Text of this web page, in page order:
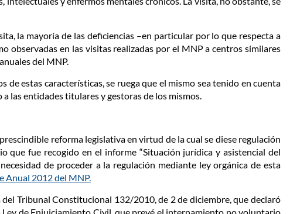
la mayoría de las deficiencias –en particular por lo que respecta a
observadas en las visitas realizadas por el MNP a centros similares
del MNP.
estas características, se ruega que el mismo sea tenido en cuenta
las entidades titulares y gestoras de los mismos.
reforma legislativa en virtud de la cual se diese regulación
que fue recogido en el informe “Situación jurídica y asistencial del
de proceder a la regulación mediante ley orgánica de esta
Anual 2012 del MNP.
Tribunal Constitucional 132/2010, de 2 de diciembre, que declaró